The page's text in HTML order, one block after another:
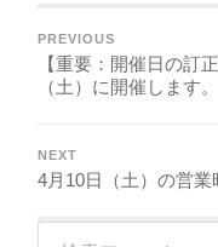
PREVIOUS
【重要：開催日の訂
（土）に開催します。
NEXT
4月10日（土）の営業